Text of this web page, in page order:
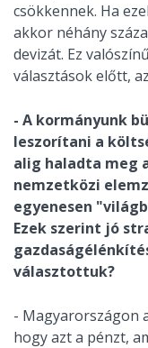
csökkennek. Ha
akkor néhány
devizát. Ez
választások előtt,
- A kormányunk
leszorítani a
alig haladta meg
nemzetközi
egyenesen
Ezek szerint jó
választottuk?
- Magyarországon
hogy azt a pénzt,